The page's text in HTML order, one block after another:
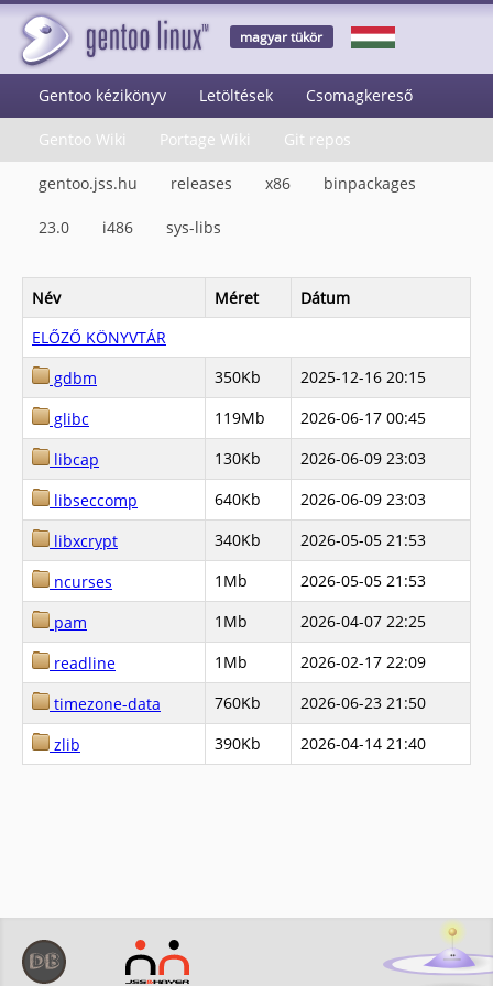
magyar tükör
Gentoo kézikönyv Letöltések Csomagkereső
Gentoo Wiki Portage Wiki Git repos
gentoo.jss.hu releases x86 binpackages
23.0 i486 sys-libs
Név Méret
Dátum
ELŐZŐ KÖNYVTÁR
gdbm
350Kb
2025-12-16 20:15
glibc
119Mb
2026-06-17 00:45
libcap
130Kb
2026-06-09 23:03
libseccomp
640Kb
2026-06-09 23:03
libxcrypt
340Kb
2026-05-05 21:53
ncurses
1Mb
2026-05-05 21:53
pam
1Mb
2026-04-07 22:25
readline
1Mb
2026-02-17 22:09
timezone-data
760Kb
2026-06-23 21:50
zlib
390Kb 2026-04-14 21:40